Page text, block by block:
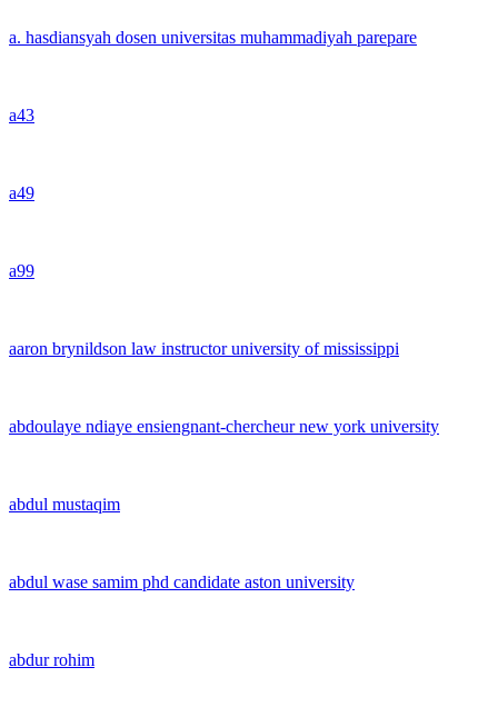
a. hasdiansyah dosen universitas muhammadiyah parepare
a43
a49
a99
aaron brynildson law instructor university of mississippi
abdoulaye ndiaye ensiengnant-chercheur new york university
abdul mustaqim
abdul wase samim phd candidate aston university
abdur rohim